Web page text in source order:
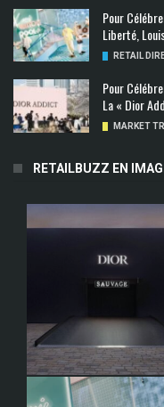
Pour
Liberté,
RETAIL
Pour
La « Dior
MARKET
RETAILBUZZ EN